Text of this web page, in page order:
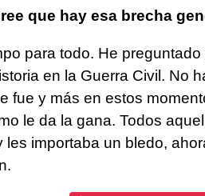
que hay esa brecha
para todo. He
en la Guerra Civil. No
fue y más en estos
le da la gana. Todos
les importaba un bledo,